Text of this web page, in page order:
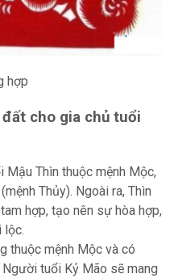
hợp
cho gia chủ tuổi
Mậu Thìn thuộc mệnh Mộc,
Thủy). Ngoài ra, Thìn
hợp, tạo nên sự hòa hợp,
lộc.
thuộc mệnh Mộc và có
tuổi Kỷ Mão sẽ mang